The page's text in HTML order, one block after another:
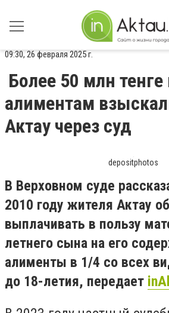
09:30, 26 февраля 2025 г.
Более 50 млн тенге
алиментам
Актау через суд
depositphotos
В Верховном суде
2010 году жителя Актау
выплачивать в пользу
летнего сына на его
алименты в 1/4 со всех
до 18-летия, передает